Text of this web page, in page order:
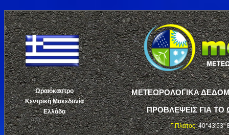
Ωραιόκαστρο
Κεντρική Μακεδονία
Ελλάδα
ΜΕΤΕΩΡΟΛΟΓΙΚΑ
ΠΡΟΒΛΕΨΕΙΣ ΓΙΑ ΤΟ
Γ.Πλάτος:40°43'53"